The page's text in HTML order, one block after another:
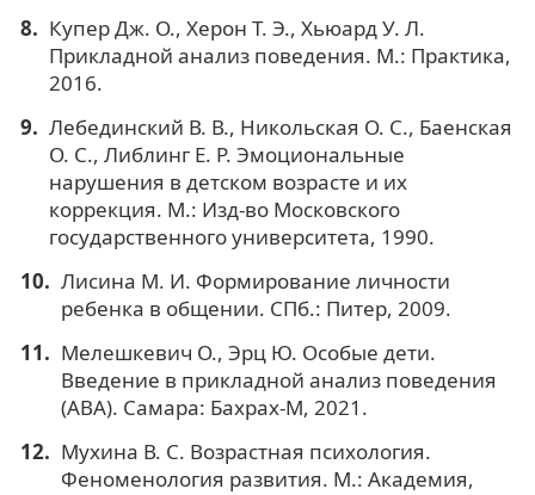
Купер Дж. О., Херон Т. Э., Хьюард У. Л.
Прикладной анализ поведения. М.: Практика,
2016.
Лебединский В. В., Никольская О. С., Баенская
О. С., Либлинг Е. Р. Эмоциональные
нарушения в детском возрасте и их
коррекция. М.: Изд-во Московского
государственного университета, 1990.
Лисина М. И. Формирование личности
ребенка в общении. СПб.: Питер, 2009.
Мелешкевич О., Эрц Ю. Особые дети.
Введение в прикладной анализ поведения
(ABA). Самара: Бахрах-М, 2021.
Мухина В. С. Возрастная психология.
Феноменология развития. М.: Академия,